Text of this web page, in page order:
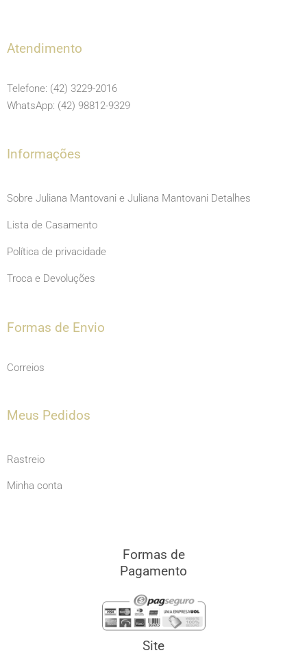
e
o
o
t
g
r
m
b
e
Atendimento
Telefone: (42) 3229-2016
WhatsApp: (42) 98812-9329
Informações
Sobre Juliana Mantovani e Juliana Mantovani Detalhes
Lista de Casamento
Política de privacidade
Troca e Devoluções
Formas de Envio
Correios
Meus Pedidos
Rastreio
Minha conta
Formas de
Pagamento
Site